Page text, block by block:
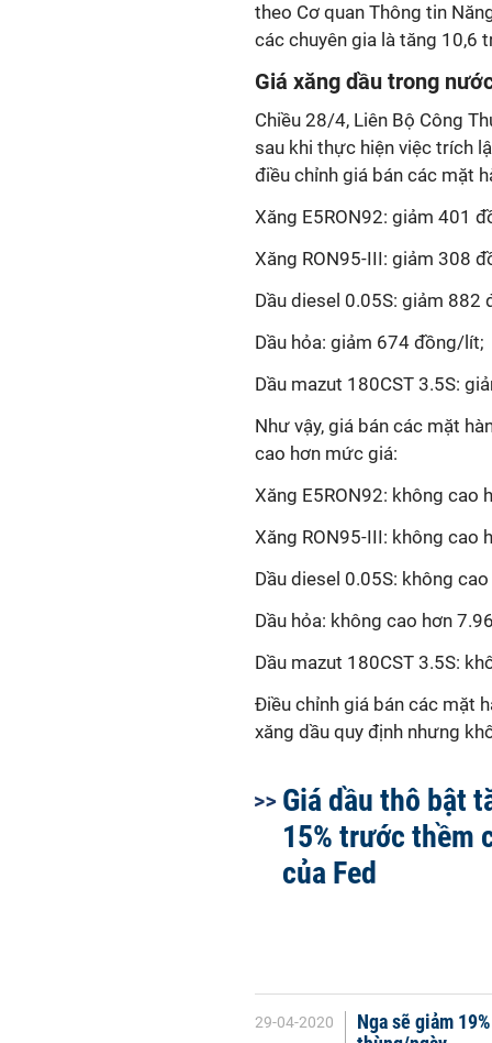
theo Cơ quan Thông tin
các chuyên gia là tăng 10,6
Giá xăng dầu trong
Chiều 28/4, Liên Bộ Công
sau khi thực hiện việc trích
điều chỉnh giá bán các mặt
Xăng E5RON92: giảm 401
Xăng RON95-III: giảm 308
Dầu diesel 0.05S: giảm 882
Dầu hỏa: giảm 674 đồng/lít;
Dầu mazut 180CST 3.5S:
Như vậy, giá bán các mặt
cao hơn mức giá:
Xăng E5RON92: không cao
Xăng RON95-III: không cao
Dầu diesel 0.05S: không
Dầu hỏa: không cao hơn
Dầu mazut 180CST 3.5S:
Điều chỉnh giá bán các mặt
xăng dầu quy định nhưng
Giá dầu thô bật
15% trước thềm
của Fed
29-04-2020
Nga sẽ giảm